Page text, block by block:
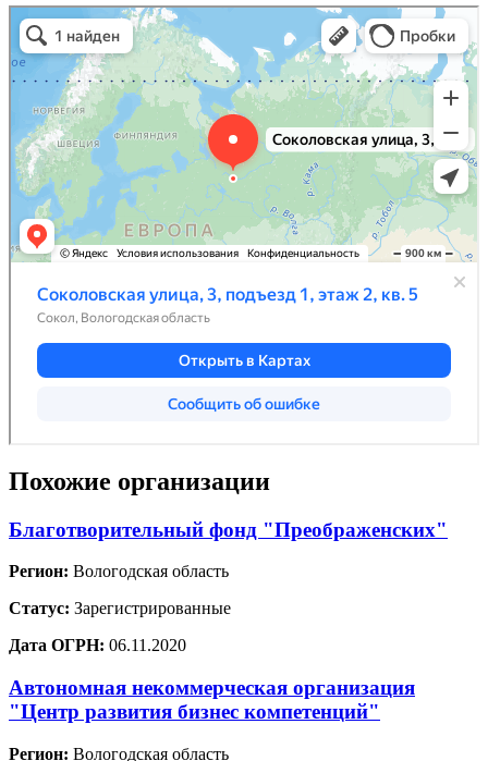
Похожие организации
Благотворительный фонд "Преображенских"
Регион: Вологодская область
Статус: Зарегистрированные
Дата ОГРН: 06.11.2020
Автономная некоммерческая организация
"Центр развития бизнес компетенций"
Регион: Вологодская область